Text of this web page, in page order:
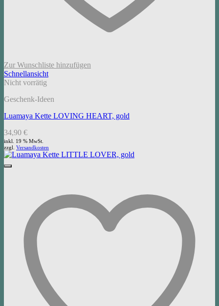
Zur Wunschliste hinzufügen
Schnellansicht
Nicht vorrätig
Geschenk-Ideen
Luamaya Kette LOVING HEART, gold
34,90 €
inkl. 19 % MwSt.
zzgl. Versandkosten